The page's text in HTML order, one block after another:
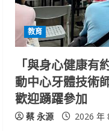
d
i
n
g
教育
「與身心健康
動中心牙體技術
歡迎踴躍參加
蔡 永源 2026 年